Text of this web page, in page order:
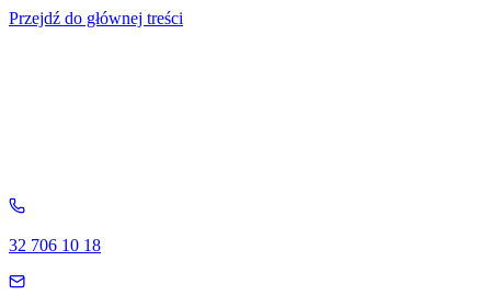
Przejdź do głównej treści
32 706 10 18